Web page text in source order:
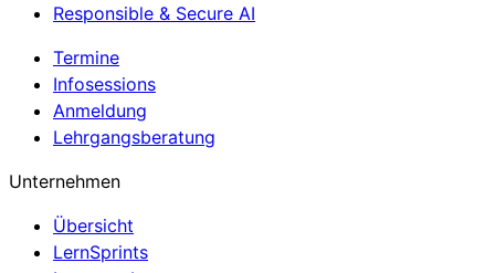
Responsible & Secure AI
Termine
Infosessions
Anmeldung
Lehrgangsberatung
Unternehmen
Übersicht
LernSprints